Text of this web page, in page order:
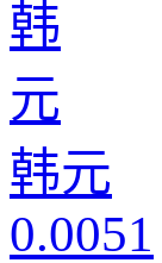
韩元
0.0051